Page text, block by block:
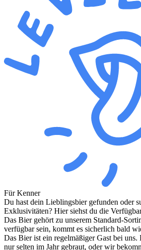
Für Kenner
Du hast dein Lieblingsbier gefunden oder
Exklusivitäten? Hier siehst du die
Das Bier gehört zu unserem Standard-
verfügbar sein, kommt es sicherlich bald
Das Bier ist ein regelmäßiger Gast bei
nur selten im Jahr gebraut, oder wir